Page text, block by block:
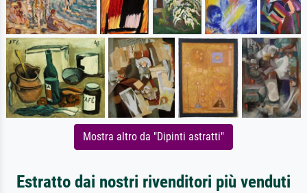
Mostra altro da "Dipinti astratti"
Estratto dai nostri rivenditori più venduti